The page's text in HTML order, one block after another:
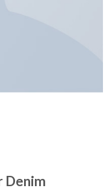
Denim